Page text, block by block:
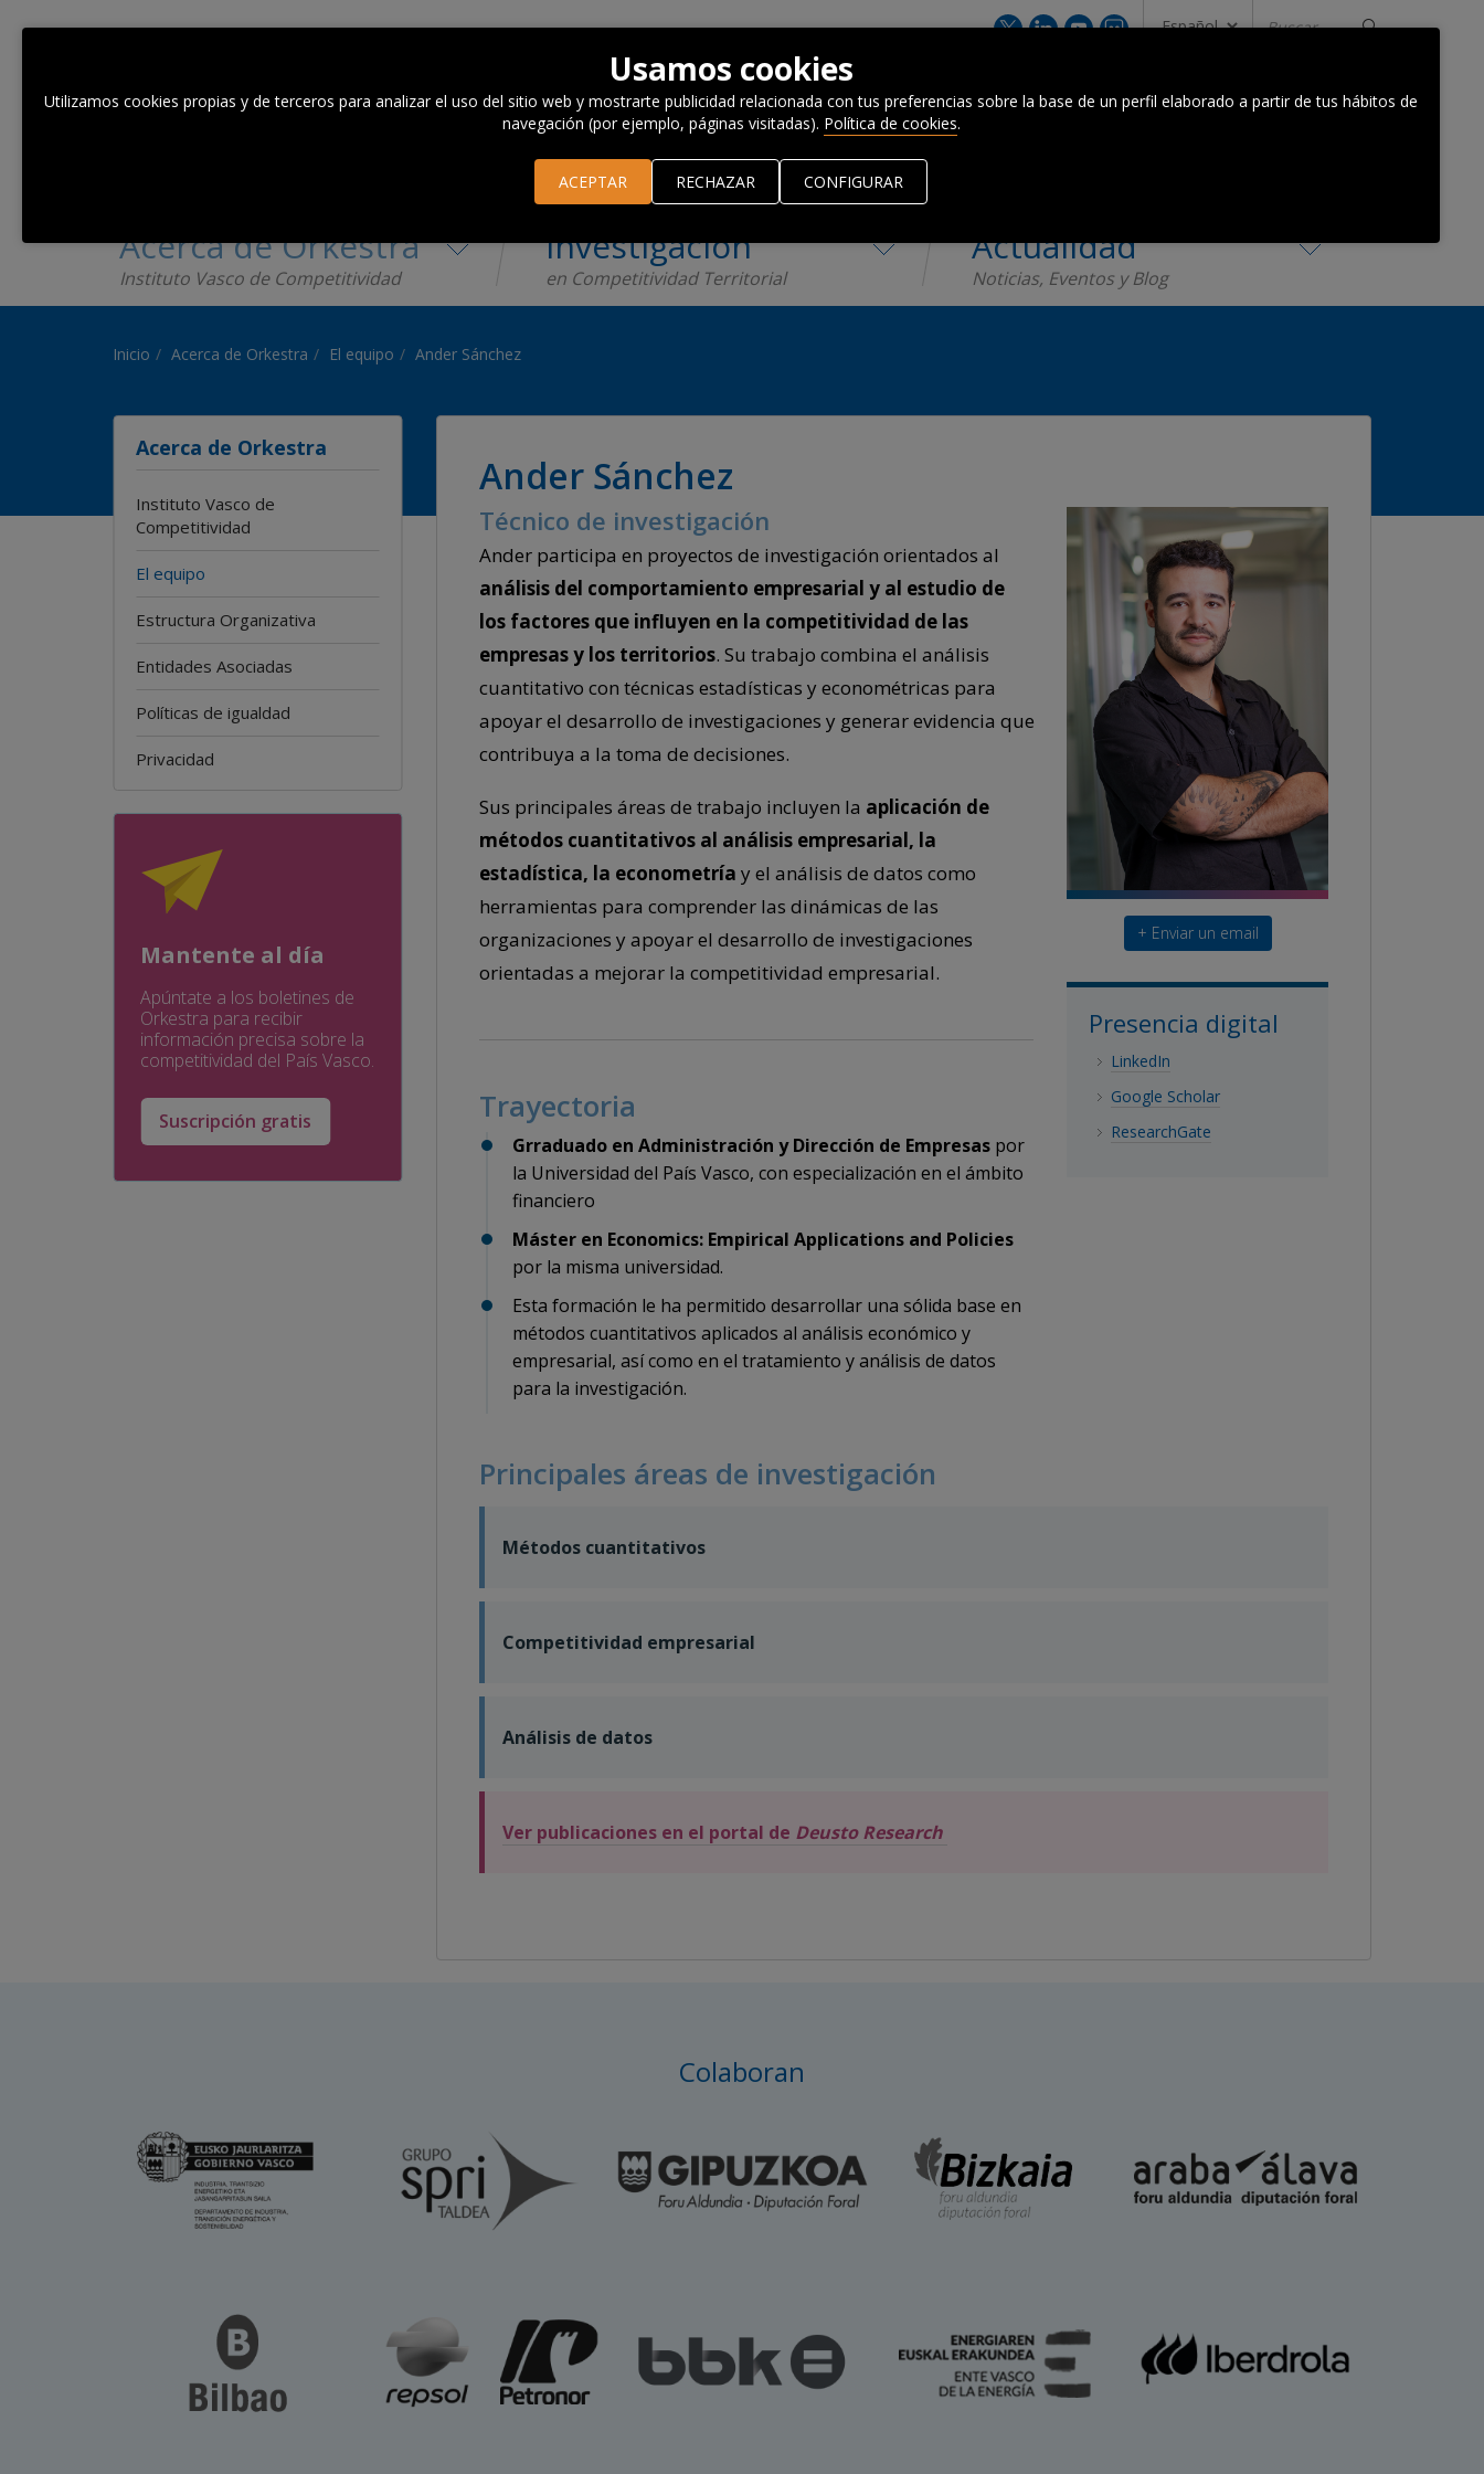
CONTACTA CON NOSOTROS
Acerca de Orkestra
Instituto Vasco de Competitividad
Investigación
en Competitividad Territorial
Actualidad
Noticias, Eventos y Blog
Inicio Acerca de Orkestra El equipo Ander Sánchez
Ander Sánchez
Técnico de investigación
Ander participa en proyectos de investigación orientados al
análisis del comportamiento empresarial y al estudio de
los factores que influyen en la competitividad de las
empresas y los territorios. Su trabajo combina el análisis
cuantitativo con técnicas estadísticas y econométricas para
apoyar el desarrollo de investigaciones y generar evidencia que
contribuya a la toma de decisiones.
Sus principales áreas de trabajo incluyen la aplicación de
métodos cuantitativos al análisis empresarial, la
estadística, la econometría y el análisis de datos como
herramientas para comprender las dinámicas de las
organizaciones y apoyar el desarrollo de investigaciones
orientadas a mejorar la competitividad empresarial.
Trayectoria
Grraduado en Administración y Dirección de Empresaspor
la Universidad del País Vasco, con especialización en el ámbito
financiero
Máster en Economics: Empirical Applications and Policies
por la misma universidad.
Esta formación le ha permitido desarrollar una sólida base en
métodos cuantitativos aplicados al análisis económico y
empresarial, así como en el tratamiento y análisis de datos
para la investigación.
+ Enviar un email
Presencia digital
LinkedIn
Google Scholar
ResearchGate
Principales áreas de investigación
Métodos cuantitativos
Competitividad empresarial
Análisis de datos
Ver publicaciones en el portal de Deusto Research
Acerca de Orkestra
Instituto Vasco de
Competitividad
El equipo
Estructura Organizativa
Entidades Asociadas
Políticas de igualdad
Privacidad
Mantente al día
Apúntate a los boletines de
Orkestra para recibir
información precisa sobre la
competitividad del País Vasco.
Suscripción gratis
Colaboran
Usamos cookies
Utilizamos cookies propias y de terceros para analizar el uso del sitio web y mostrarte publicidad relacionada con tus preferencias sobre la base de un perfil elaborado a partir de tus hábitos de
navegación (por ejemplo, páginas visitadas). Política de cookies.
CONFIGURAR
RECHAZAR
ACEPTAR